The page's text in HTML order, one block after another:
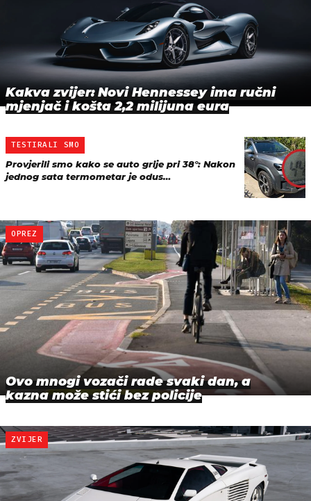
Kakva zvijer: Novi Hennessey ima ručni
mjenjač i košta 2,2 milijuna eura
TESTIRALI SMO
Provjerili smo kako se auto grije pri 38°: Nakon
jednog sata termometar je odus…
OPREZ
Ovo mnogi vozači rade svaki dan, a
kazna može stići bez policije
ZVIJER